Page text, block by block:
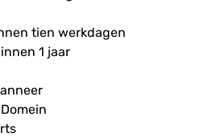
tien werkdagen
1 jaar